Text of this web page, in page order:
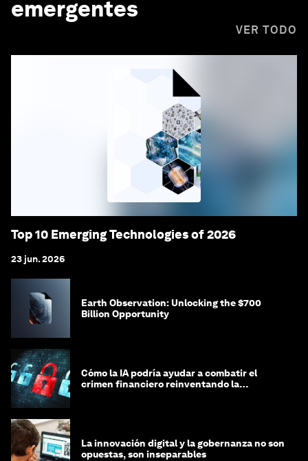
emergentes
VER TODO
Top 10 Emerging Technologies of 2026
23 jun. 2026
Earth Observation: Unlocking the $700
Billion Opportunity
Cómo la IA podría ayudar a combatir el
crimen financiero reinventando la
La innovación digital y la gobernanza no son
opuestas, son inseparables